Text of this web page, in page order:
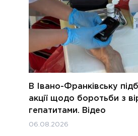
В Івано-Франківську
акції щодо боротьби з
гепатитами. Відео
06.08.2026